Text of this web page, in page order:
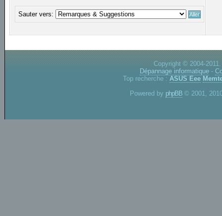
Sauter vers:
Copyright © 2004-
Dépannage informatique -
Top recherche : ASUS Eee
Powered by phpBB © 2001,